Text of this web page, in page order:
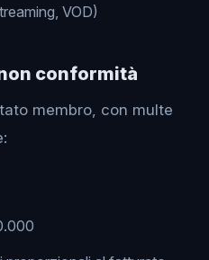
VOD)
conformità
membro, con multe